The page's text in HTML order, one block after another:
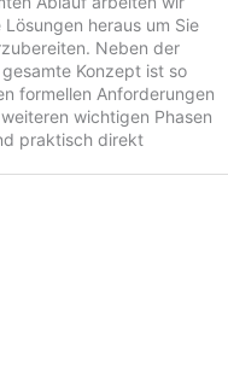
heraus um Sie
Neben der
Konzept ist so
formellen Anforderungen
wichtigen Phasen
praktisch direkt